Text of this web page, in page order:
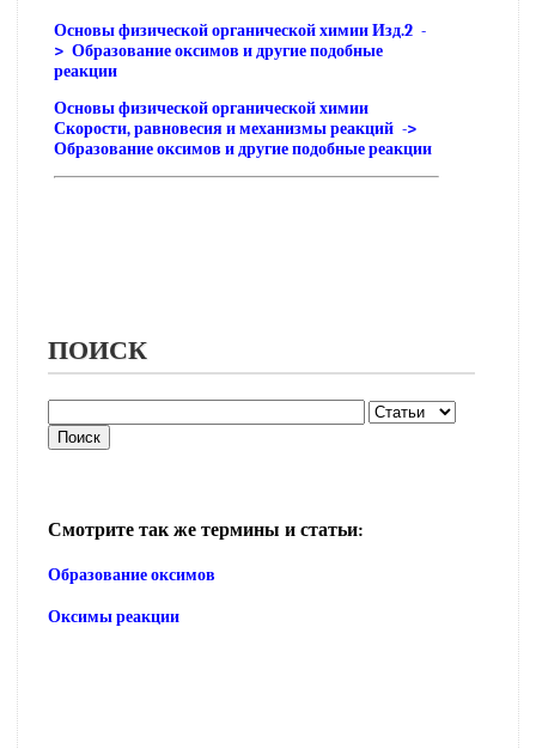
Основы физической органической химии Изд.2 -
> Образование оксимов и другие подобные
реакции
Основы физической органической химии
Скорости, равновесия и механизмы реакций ->
Образование оксимов и другие подобные реакции
ПОИСК
Смотрите так же термины и статьи:
Образование оксимов
Оксимы реакции